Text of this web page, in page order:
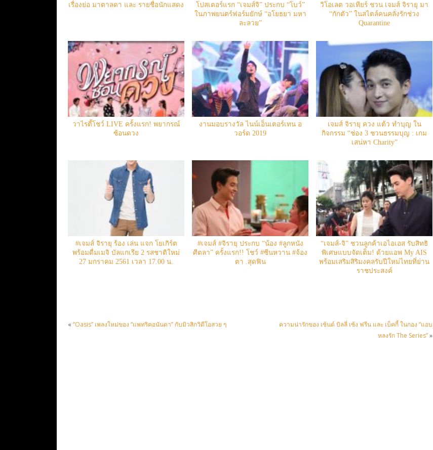
เรื่องย่อ มาตาลดา และ รายชื่อนักแสดง
โปสเตอร์แรก “เจมส์จิ” ประกบ “โบว์”
ในภาพยนตร์ฟอร์มยักษ์ “อโยธยา มหา
ละลวย”
วิโอเลต วอเทียร์ ชวน เจมส์ จิรายุ มา
“กักตัว” ในสไตล์คนคลั่งรักช่วง
Quarantine
วาไรตี้โชว์ LIVE ครั้งแรก! พยากรณ์
ซ้อนดวง
งานมอบรางวัล ไนน์เอ็นเตอร์เทน อ
วอร์ด 2019
เจมส์ จิรายุ ควง แต้ว ทำบุญ ใน
กิจกรรม “ช่อง 3 ชวนธรรมบุญ : เกม
เสน่หา Charity”
#เจมส์ จิรายุ ร้อง เล่น แจก โยเกิร์ต
พร้อมดื่มเมจิ บัลแกเรีย 2 รสชาติใหม่
27 มกราคม 2561 เวลา 17.00 น.
#เจมส์ #จิรายุ ประกบ “น้อง #ลูกหนัง
ศีตลา” ครั้งแรก!! โชว์ #ซีนหวาน #จ้อง
ตา .สุดฟิน
“เจมส์-จิ” ชวนลูกค้าเอไอเอส รับสิทธิ
พิเศษแบบจัดเต็ม! ด้วยแอพ My AIS
พร้อมเสริมสิริมงคลรับปีใหม่ไทยที่ย่าน
ราชประสงค์
«“Oasis” เพลงใหม่ของ “แพทริคอนันดา” กับมิวสิกวิดีโอสวย ๆ
ความน่ารักของ เซ้นต์ บิลลี่ เซ้ง ฟรีน และ เบ็คกี้ ในกอง “แอบ
หลงรัก The Series”»